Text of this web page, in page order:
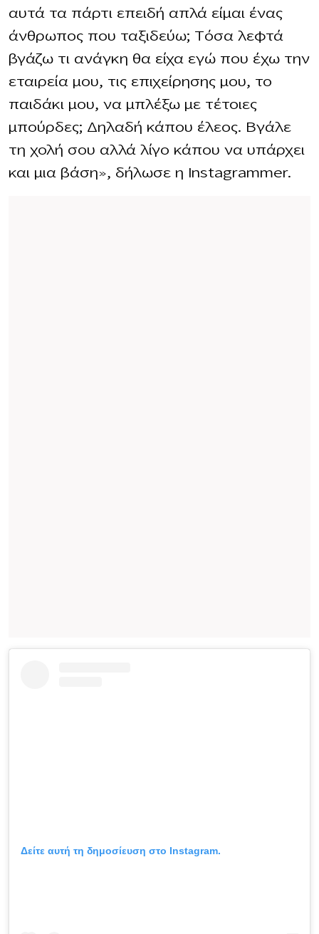
αυτά τα πάρτι επειδή απλά είμαι ένας
άνθρωπος που ταξιδεύω; Τόσα λεφτά
βγάζω τι ανάγκη θα είχα εγώ που έχω την
εταιρεία μου, τις επιχείρησης μου, το
παιδάκι μου, να μπλέξω με τέτοιες
μπούρδες; Δηλαδή κάπου έλεος. Βγάλε
τη χολή σου αλλά λίγο κάπου να υπάρχει
και μια βάση», δήλωσε η Instagrammer.
Δείτε αυτή τη δημοσίευση στο Instagram.